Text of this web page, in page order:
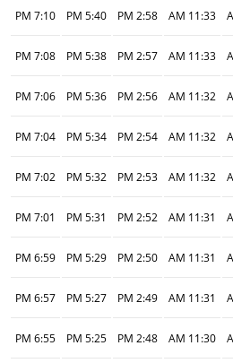
11:33 AM
2:58 PM
5:40 PM
7:10 PM
11:33 AM
2:57 PM
5:38 PM
7:08 PM
11:32 AM
2:56 PM
5:36 PM
7:06 PM
11:32 AM
2:54 PM
5:34 PM
7:04 PM
11:32 AM
2:53 PM
5:32 PM
7:02 PM
11:31 AM
2:52 PM
5:31 PM
7:01 PM
11:31 AM
2:50 PM
5:29 PM
6:59 PM
11:31 AM
2:49 PM
5:27 PM
6:57 PM
11:30 AM
2:48 PM
5:25 PM
6:55 PM